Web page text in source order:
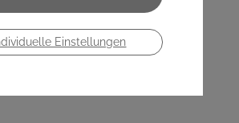
Einstellungen